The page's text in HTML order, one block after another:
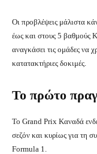
Οι προβλέψεις μάλιστα
έως και στους 5 βαθμούς
αναγκάσει τις ομάδες να
κατατακτήριες δοκιμές.
Το πρώτο
Το Grand Prix Καναδά
σεζόν και κυρίως για τη
Formula 1.